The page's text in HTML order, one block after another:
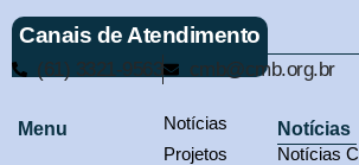
Canais de Atendimento
(61) 3321-9563 cmb@cmb.org.br
Menu
Notícias
Projetos
Notícias
Notícias